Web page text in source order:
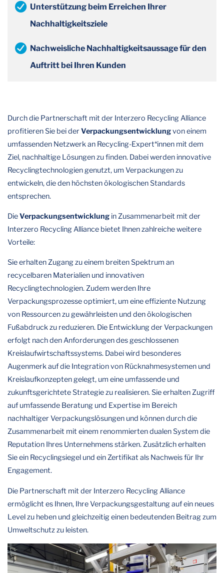
Unterstützung beim Erreichen Ihrer
Nachhaltigkeitsziele
Nachweisliche Nachhaltigkeitsaussage für den
Auftritt bei Ihren Kunden
Durch die Partnerschaft mit der Interzero Recycling Alliance
profitieren Sie bei derVerpackungsentwicklungvon einem
umfassenden Netzwerk an Recycling-Expert*innen mit dem
Ziel, nachhaltige Lösungen zu finden. Dabei werden innovative
Recyclingtechnologien genutzt, um Verpackungen zu
entwickeln, die den höchsten ökologischen Standards
entsprechen.
DieVerpackungsentwicklung in Zusammenarbeit mit der
Interzero Recycling Alliance bietet Ihnen zahlreiche weitere
Vorteile:
Sie erhalten Zugang zu einem breiten Spektrum an
recycelbaren Materialien und innovativen
Recyclingtechnologien. Zudem werden Ihre
Verpackungsprozesse optimiert, um eine effiziente Nutzung
von Ressourcen zu gewährleisten und den ökologischen
Fußabdruck zu reduzieren. Die Entwicklung der Verpackungen
erfolgt nach den Anforderungen des geschlossenen
Kreislaufwirtschaftssystems. Dabei wird besonderes
Augenmerk auf die Integration von Rücknahmesystemen und
Kreislaufkonzepten gelegt, um eine umfassende und
zukunftsgerichtete Strategie zu realisieren. Sie erhalten Zugriff
auf umfassende Beratung und Expertise im Bereich
nachhaltiger Verpackungslösungen und können durch die
Zusammenarbeit mit einem renommierten dualen System die
Reputation Ihres Unternehmens stärken. Zusätzlich erhalten
Sie ein Recyclingsiegel und ein Zertifikat als Nachweis für Ihr
Engagement.
Die Partnerschaft mit der Interzero Recycling Alliance
ermöglicht es Ihnen, Ihre Verpackungsgestaltung auf ein neues
Level zu heben und gleichzeitig einen bedeutenden Beitrag zum
Umweltschutz zu leisten.